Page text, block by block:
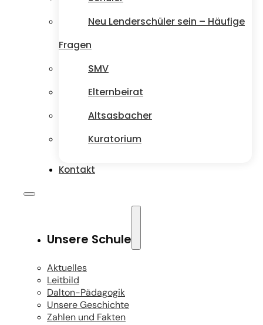
Neu Lenderschüler sein – Häufige
Fragen
SMV
Elternbeirat
Altsasbacher
Kuratorium
Kontakt
Unsere Schule
Aktuelles
Leitbild
Dalton-Pädagogik
Unsere Geschichte
Zahlen und Fakten